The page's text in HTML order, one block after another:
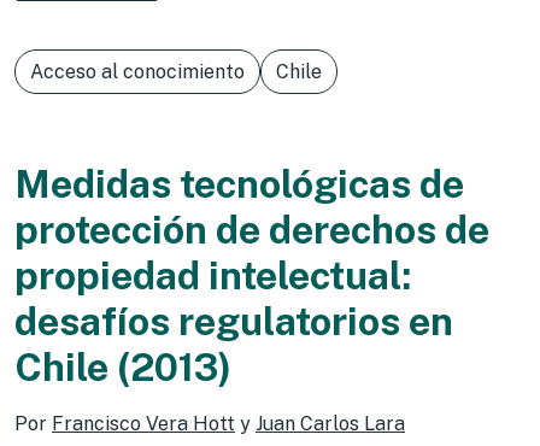
Acceso al conocimiento Chile
Medidas tecnológicas de
protección de derechos de
propiedad intelectual:
desafíos regulatorios en
Chile (2013)
Por Francisco Vera Hott y Juan Carlos Lara